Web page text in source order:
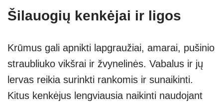
Šilauogių kenkėjai ir ligos
Krūmus gali apnikti lapgraužiai, amarai, pušinio
straubliuko vikšrai ir žvynelinės. Vabalus ir jų
lervas reikia surinkti rankomis ir sunaikinti.
Kitus kenkėjus lengviausia naikinti naudojant